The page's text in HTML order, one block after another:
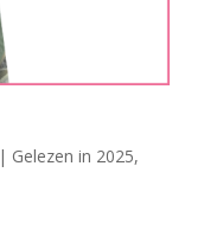
| Gelezen in 2025,